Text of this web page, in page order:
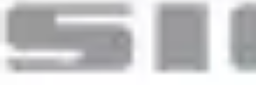
Géographie Explore
Cartographie et outilsExploration Géographique